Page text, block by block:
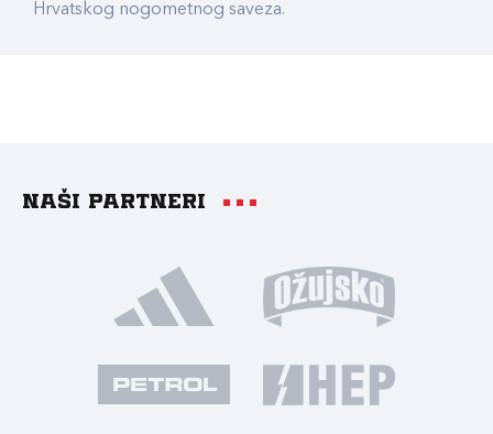
Hrvatskog nogometnog saveza.
Naši partneri